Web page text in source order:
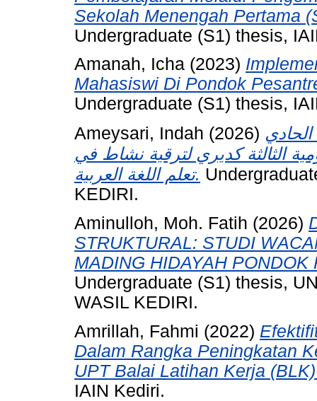
Sekolah Menengah Pertama
Undergraduate (S1) thesis,
Amanah, Icha (2023)
Mahasiswi Di Pondok
Undergraduate (S1) thesis,
Ameysari, Indah (2026)
الثالثة كديري لترقية نشاط في
تعلم اللغة العربية.
KEDIRI.
Aminulloh, Moh. Fatih (2026)
STRUKTURAL: STUDI
MADING HIDAYAH
Undergraduate (S1) thesis,
WASIL KEDIRI.
Amrillah, Fahmi (2022)
Dalam Rangka Peningkatan
UPT Balai Latihan Kerja
IAIN Kediri.